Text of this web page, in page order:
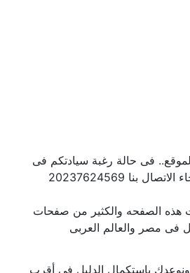
فى حالة رغبة سيادتكم فى
20237624569
هذه الصفحه والكثير من صفحات
مصر والعالم العربى
بإستكمال الدليل فى أقرب